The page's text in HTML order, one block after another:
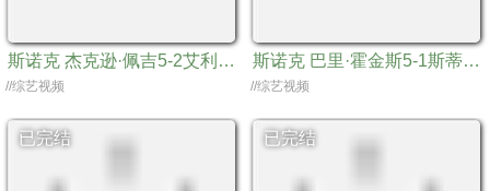
斯诺克 杰克逊·佩吉5-2艾利奥特·斯莱瑟20240322
//综艺视频
斯诺克 巴里·霍金斯5-1斯蒂芬·马奎尔20240321
//综艺视频
已完结 已完结